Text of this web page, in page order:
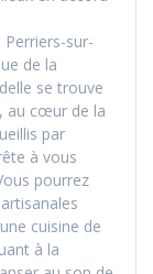
Perriers-sur-
de la
se trouve
au cœur de la
par
à vous
pourrez
cuisine de
à la